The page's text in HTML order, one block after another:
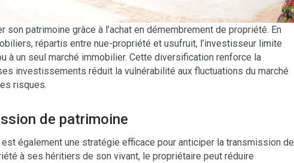
patrimoine grâce à l’achat en démembrement de propriété. En
répartis entre nue-propriété et usufruit, l’investisseur limite
à un seul marché immobilier. Cette diversification renforce la
investissements réduit la vulnérabilité aux fluctuations du marché
risques.
de patrimoine
également une stratégie efficace pour anticiper la transmission de
à ses héritiers de son vivant, le propriétaire peut réduire